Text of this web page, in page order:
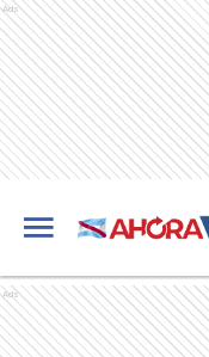
Ads
Ads